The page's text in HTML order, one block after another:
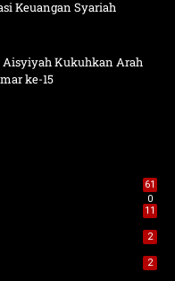
Keuangan Syariah
Aisyiyah Kukuhkan Arah
ke-15
61
0
11
2
2